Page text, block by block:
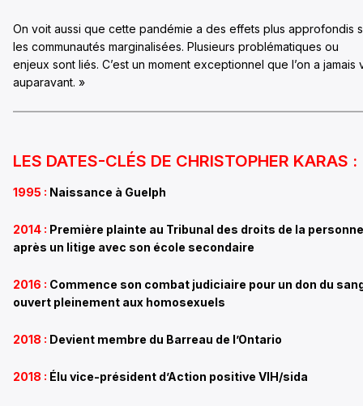
On voit aussi que cette pandémie a des effets plus approfondis
les communautés marginalisées. Plusieurs problématiques ou
enjeux sont liés. C’est un moment exceptionnel que l’on a jamais
auparavant. »
LES DATES-CLÉS DE CHRISTOPHER KARAS :
1995 : Naissance à Guelph
2014 : Première plainte au Tribunal des droits de la personne
après un litige avec son école secondaire
2016 : Commence son combat judiciaire pour un don du
ouvert pleinement aux homosexuels
2018 : Devient membre du Barreau de l’Ontario
2018 : Élu vice-président d’Action positive VIH/sida